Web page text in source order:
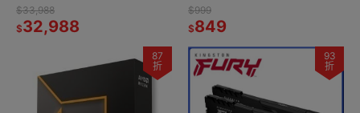
WHITE 顯示卡
$33,988
$32,988
無線滑鼠 無線/藍牙
$999
$849
87
折
93
折